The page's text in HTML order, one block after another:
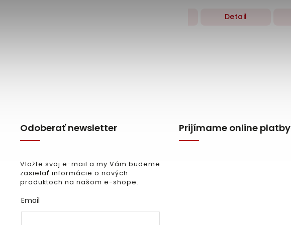
Detail
Odoberať newsletter
Vložte svoj e-mail a my Vám budeme
zasielať informácie o nových
produktoch na našom e-shope.
Email
Prijímame online platby